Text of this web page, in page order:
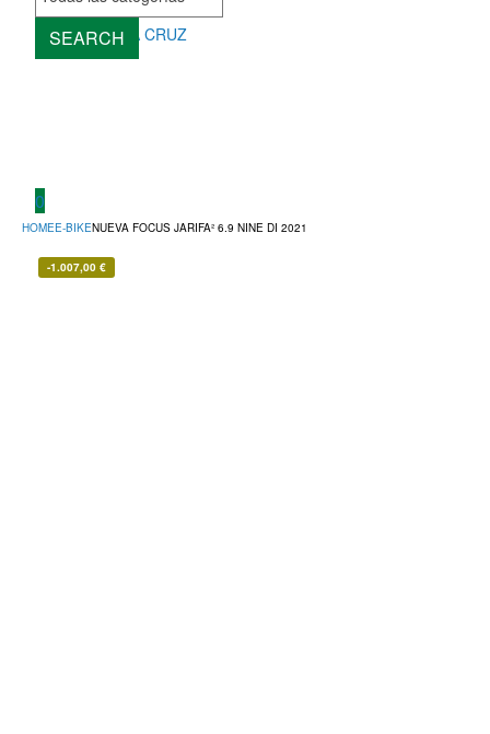
SANTA CRUZ
SEARCH
0
HOMEE-BIKENUEVA FOCUS JARIFA² 6.9 NINE DI 2021
-1.007,00 €